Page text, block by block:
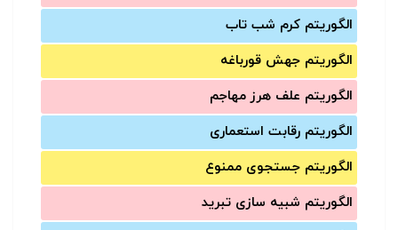
الگوریتم کرم شب تاب
الگوریتم جهش قورباغه
الگوریتم علف هرز مهاجم
الگوریتم رقابت استعماری
الگوریتم جستجوی ممنوع
الگوریتم شبیه سازی تبرید